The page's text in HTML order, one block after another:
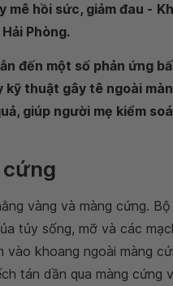
mê hồi sức, giảm đau -
Phòng.
đến một số phản ứng
kỹ thuật gây tê ngoài
giúp người mẹ kiểm
cứng
vàng và màng cứng.
tủy sống, mỡ và các
vào khoang ngoài màng
tán dần qua màng cứng